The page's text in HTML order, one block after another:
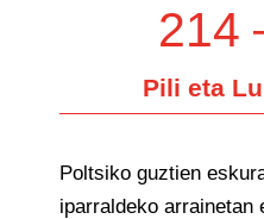
214
Pili eta
Poltsiko guztien
iparraldeko arrainetan